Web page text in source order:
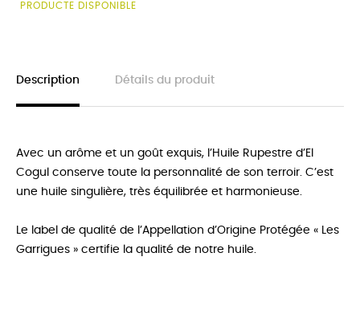
PRODUCTE DISPONIBLE
Description Détails du produit
Avec un arôme et un goût exquis, l’Huile Rupestre d’El
Cogul conserve toute la personnalité de son terroir. C’est
une huile singulière, très équilibrée et harmonieuse.
Le label de qualité de l’Appellation d’Origine Protégée « Les
Garrigues » certifie la qualité de notre huile.